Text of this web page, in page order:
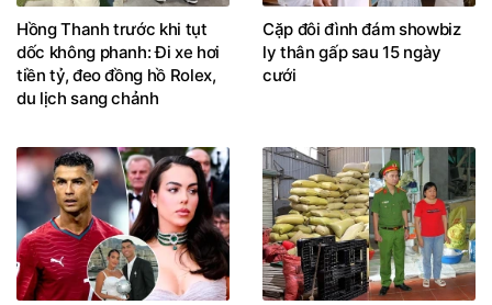
Hồng Thanh trước khi tụt
dốc không phanh: Đi xe hơi
tiền tỷ, đeo đồng hồ Rolex,
du lịch sang chảnh
Cặp đôi đình đám showbiz
ly thân gấp sau 15 ngày
cưới